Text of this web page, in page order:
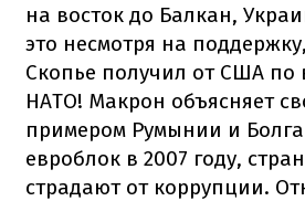
на восток до Балкан,
это несмотря на
Скопье получил от США по
НАТО! Макрон объясняет
примером Румынии и
евроблок в 2007 году,
страдают от коррупции.